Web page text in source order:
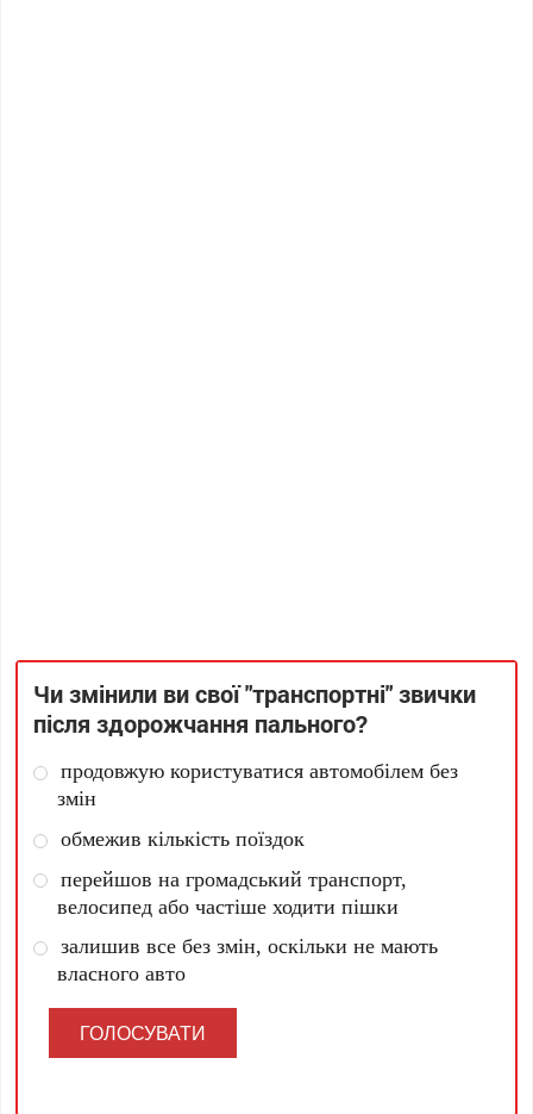
Чи змінили ви свої "транспортні" звички
після здорожчання пального?
продовжую користуватися автомобілем без
змін
обмежив кількість поїздок
перейшов на громадський транспорт,
велосипед або частіше ходити пішки
залишив все без змін, оскільки не мають
власного авто